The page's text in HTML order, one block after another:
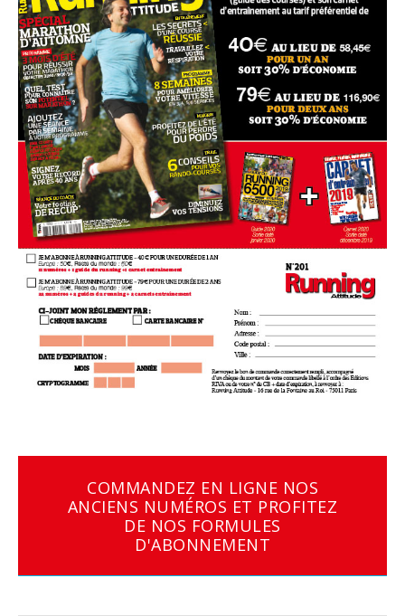
COMMANDEZ EN LIGNE NOS
ANCIENS NUMÉROS ET PROFITEZ
DE NOS FORMULES
D'ABONNEMENT